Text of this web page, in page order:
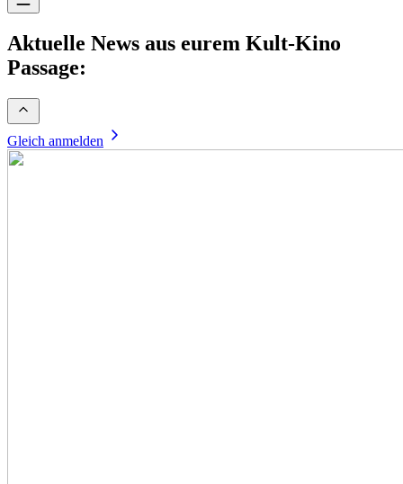
Aktuelle News aus eurem Kult-Kino
Passage:
Gleich anmelden